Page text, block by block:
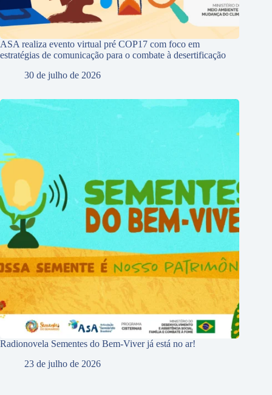
ASA realiza evento virtual pré COP17 com foco em
estratégias de comunicação para o combate à desertificação
30 de julho de 2026
Radionovela Sementes do Bem-Viver já está no ar!
23 de julho de 2026